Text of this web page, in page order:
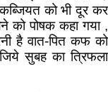
को भी दूर कर
को पोषक कहा गया ,
है वात-पित कफ को
सुबह का त्रिफला